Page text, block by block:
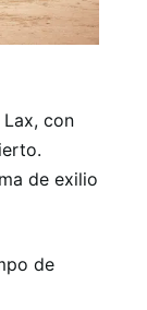
con
de exilio
de